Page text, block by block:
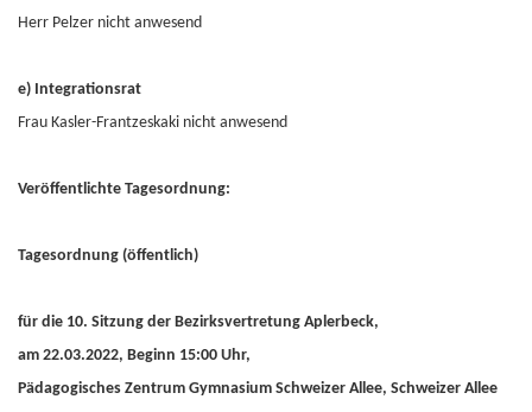
Herr Pelzer nicht anwesend
e) Integrationsrat
Frau Kasler-Frantzeskaki nicht anwesend
Veröffentlichte Tagesordnung:
Tagesordnung (öffentlich)
für die 10. Sitzung der Bezirksvertretung Aplerbeck,
am 22.03.2022, Beginn 15:00 Uhr,
Pädagogisches Zentrum Gymnasium Schweizer Allee, Schweizer Allee